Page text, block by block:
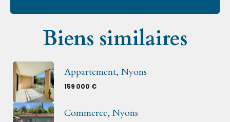
Biens similaires
Appartement, Nyons
159 000 €
Commerce, Nyons